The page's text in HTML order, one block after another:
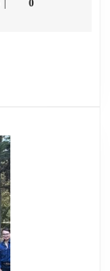
|
0